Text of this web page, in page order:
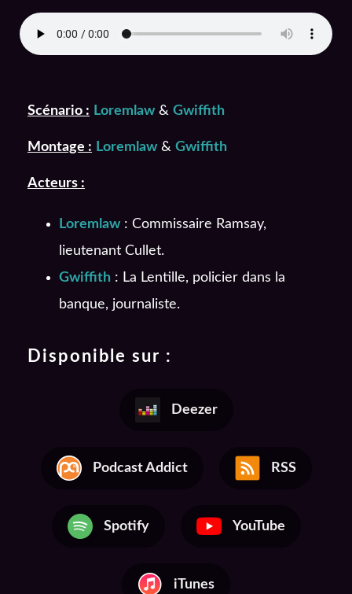
Scénario : Loremlaw & Gwiffith
Montage : Loremlaw & Gwiffith
Acteurs :
Loremlaw : Commissaire Ramsay,
lieutenant Cullet.
Gwiffith : La Lentille, policier dans la
banque, journaliste.
Disponible sur :
Deezer
Podcast Addict RSS
Spotify YouTube
iTunes